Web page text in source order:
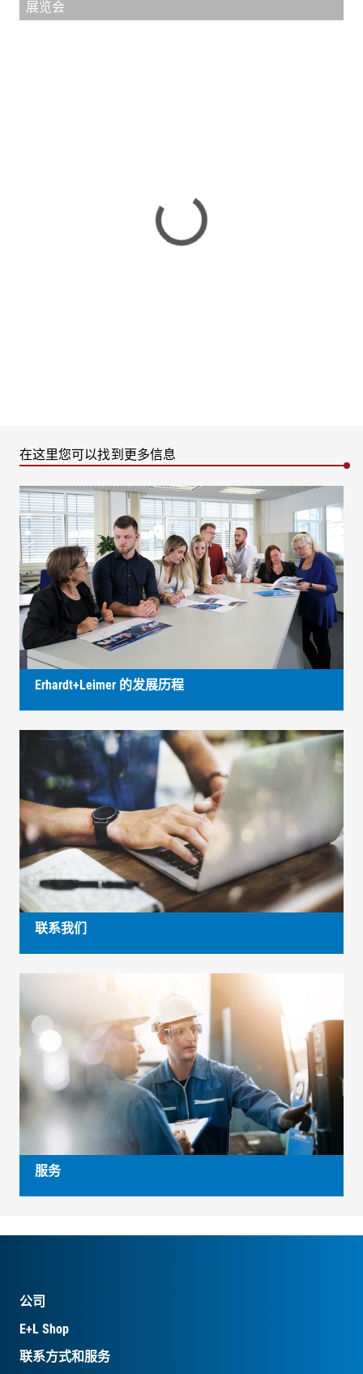
展览会
在这里您可以找到更多信息
Erhardt+Leimer 的发展历程
联系我们
服务
公司
E+L Shop
联系方式和服务